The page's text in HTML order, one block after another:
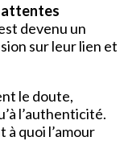
attentes
devenu un
sur leur lien et
le doute,
l’authenticité.
quoi l’amour